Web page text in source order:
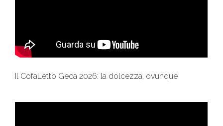
Il CofaLetto Geca 2026: la dolcezza, ovunque